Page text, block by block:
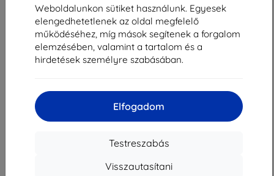
Weboldalunkon sütiket használunk. Egyesek
elengedhetetlenek az oldal megfelelő
működéséhez, míg mások segítenek a forgalom
elemzésében, valamint a tartalom és a
hirdetések személyre szabásában.
Elfogadom
Testreszabás
Visszautasítani
Raktáron 2 darab
Összes találat